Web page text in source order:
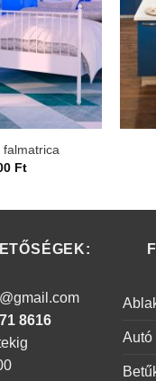
falmatrica
FtÁrtartomány:
8616
Autó